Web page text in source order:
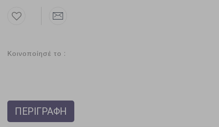
Κοινοποίησέ το :
ΠΕΡΙΓΡΑΦΗ